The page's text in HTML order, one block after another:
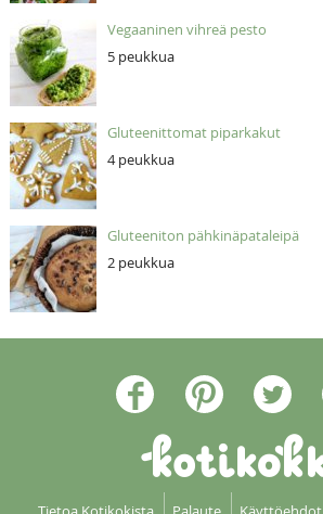
Vegaaninen vihreä pesto
5 peukkua
Gluteenittomat piparkakut
4 peukkua
Gluteeniton pähkinäpataleipä
2 peukkua